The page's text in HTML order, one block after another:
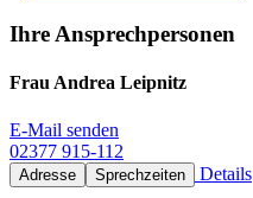
Ihre Ansprechpersonen
Frau Andrea Leipnitz
E-Mail senden
02377 915-112
Adresse Sprechzeiten Details